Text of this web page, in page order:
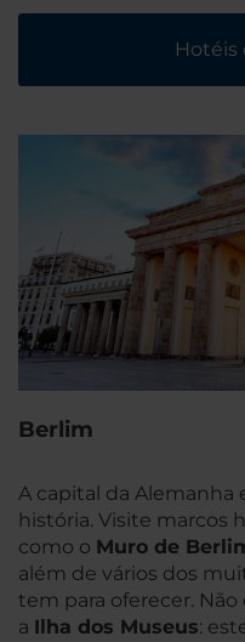
Hotéis
Berlim
A capital da Alemanha
história. Visite marcos
como o Muro de
além de vários dos
tem para oferecer.
a Ilha dos Museus: